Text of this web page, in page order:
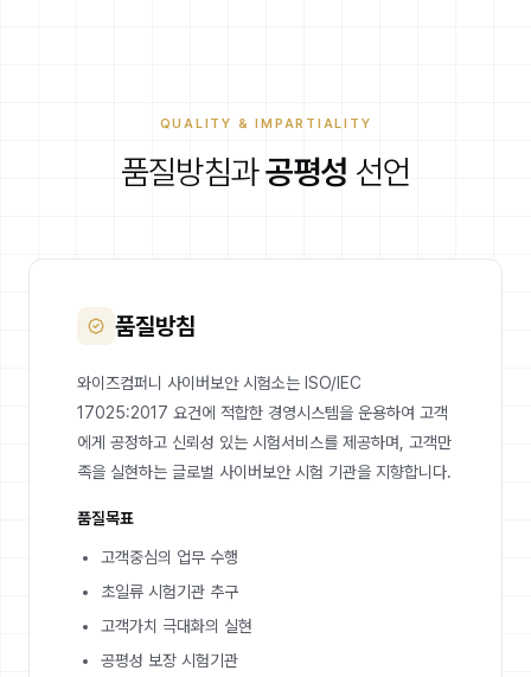
QUALITY & IMPARTIALITY
품질방침과공평성 선언
품질방침
와이즈컴퍼니 사이버보안 시험소는 ISO/IEC
17025:2017 요건에 적합한 경영시스템을 운용하여 고객
에게 공정하고 신뢰성 있는 시험서비스를 제공하며, 고객만
족을 실현하는 글로벌 사이버보안 시험 기관을 지향합니다.
품질목표
고객중심의 업무 수행
초일류 시험기관 추구
고객가치 극대화의 실현
공평성 보장 시험기관